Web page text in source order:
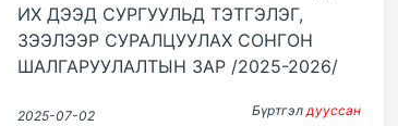
ИХ ДЭЭД СУРГУУЛЬД ТЭТГЭЛЭГ,
ЗЭЭЛЭЭР СУРАЛЦУУЛАХ СОНГОН
ШАЛГАРУУЛАЛТЫН ЗАР /2025-2026/
2025-07-02 Бүртгэлдууссан